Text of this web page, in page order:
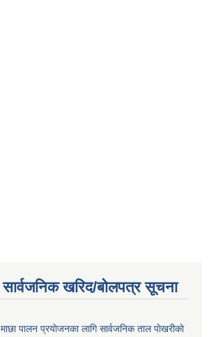
सार्वजनिक खरिद/बोलपत्र सूचना
माछा पालन प्रयाेजनका लागि सार्वजनिक ताल पाेखरीकाे